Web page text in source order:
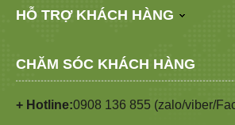
HỖ TRỢ KHÁCH HÀNG
CHĂM SÓC KHÁCH HÀNG
+ Hotline:0908 136 855 (zalo/viber/